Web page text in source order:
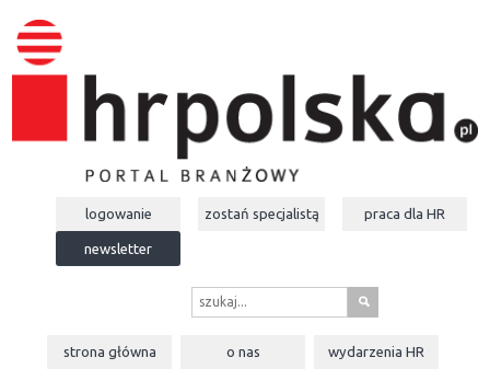
logowanie zostań specjalistą praca dla HR
newsletter
s
strona główna o nas wydarzeniaHR